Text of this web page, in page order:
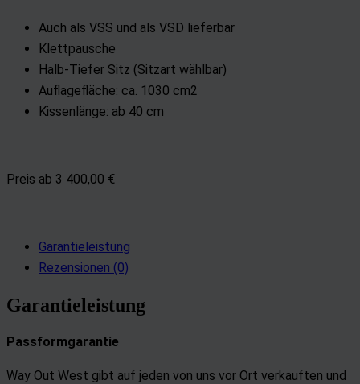
Auch als VSS und als VSD lieferbar
Klettpausche
Halb-Tiefer Sitz (Sitzart wählbar)
Auflagefläche: ca. 1030 cm2
Kissenlänge: ab 40 cm
Preis ab 3 400,00 €
Garantieleistung
Rezensionen (0)
Garantieleistung
Passformgarantie
Way Out West gibt auf jeden von uns vor Ort verkauften und